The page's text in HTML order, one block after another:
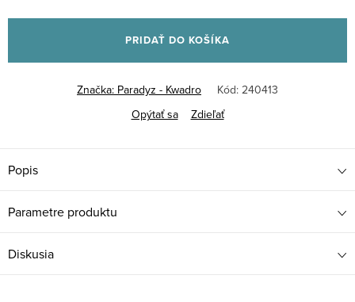
PRIDAŤ DO KOŠÍKA
Značka: Paradyz - Kwadro Kód: 240413
Opýtať sa
Zdieľať
Popis
Parametre produktu
Diskusia